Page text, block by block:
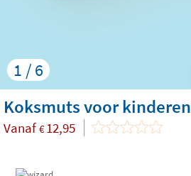
1 / 6
Koksmuts voor kinderen
Vanaf €12,95